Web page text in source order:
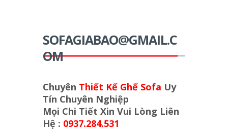
SOFAGIABAO@GMAIL.C
OM
Chuyên Thiết Kế Ghế Sofa Uy
Tín Chuyên Nghiệp
Mọi Chi Tiết Xin Vui Lòng Liên
Hệ : 0937.284.531